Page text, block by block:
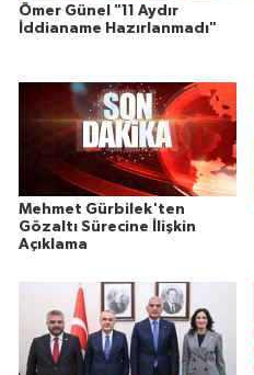
Ömer Günel "11 Aydır
İddianame Hazırlanmadı"
Mehmet Gürbilek'ten
Gözaltı Sürecine İlişkin
Açıklama